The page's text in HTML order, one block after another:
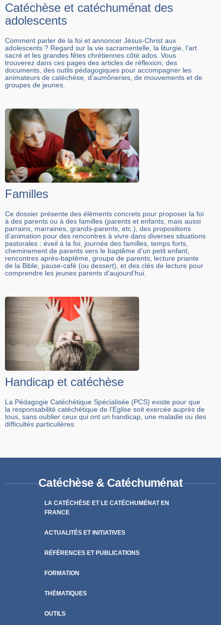
Catéchèse et catéchuménat des
adolescents
Comment parler de la foi et annoncer Jésus-Christ aux
adolescents ? Regard sur la vie sacramentelle, la liturgie, l’art
sacré et les grandes fêtes chrétiennes côté ados. Vous
trouverez dans ces pages des articles de réflexion, des
documents, des outils pédagogiques pour accompagner les
animateurs de catéchèse, d’aumôneries, de mouvements et de
groupes de jeunes.
Familles
Ce dossier présente des éléments concrets pour proposer la foi
à des parents ou à des familles (parents et enfants, mais aussi
parrains, marraines, grands-parents, etc.), des propositions
d’animation pour des rencontres à vivre dans diverses situations
pastorales : éveil à la foi, journée des familles, temps forts,
cheminement de parents vers le baptême d’un petit enfant,
rencontres après-baptême, groupe de parents, lecture priante
de la Bible, pause-café (ou dessert), et des clés de lecture pour
comprendre les jeunes parents d’aujourd’hui.
Handicap et catéchèse
La Pédagogie Catéchétique Spécialisée (PCS) existe pour que
la responsabilité catéchétique de l’Eglise soit exercée auprès de
tous, sans oublier ceux qui ont un handicap, une maladie ou des
difficultés particulières.
Catéchèse & Catéchuménat
LA CATÉCHÈSE ET LE CATÉCHUMÉNAT EN
FRANCE
ACTUALITÉS ET INITIATIVES
RÉFÉRENCES ET PUBLICATIONS
FORMATION
THÉMATIQUES
OUTILS